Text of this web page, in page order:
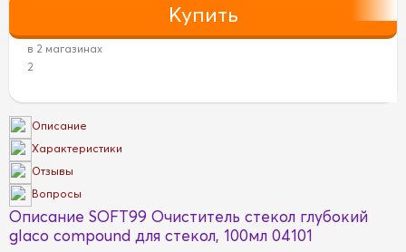
в 2 магазинах
2
Описание
Характеристики
Отзывы
Вопросы
Описание SOFT99 Очиститель стекол глубокий
glaco compound для стекол, 100мл 04101